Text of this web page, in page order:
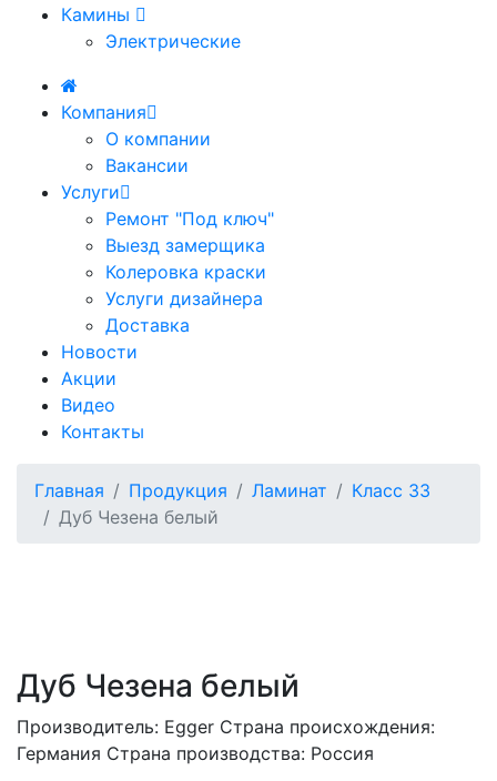
Камины
Электрические
Компания
О компании
Вакансии
Услуги
Ремонт "Под ключ"
Выезд замерщика
Колеровка краски
Услуги дизайнера
Доставка
Новости
Акции
Видео
Контакты
Главная Продукция Ламинат
Класс 33
Дуб Чезена белый
Дуб Чезена белый
Производитель: Egger Страна происхождения:
Германия Страна производства: Россия